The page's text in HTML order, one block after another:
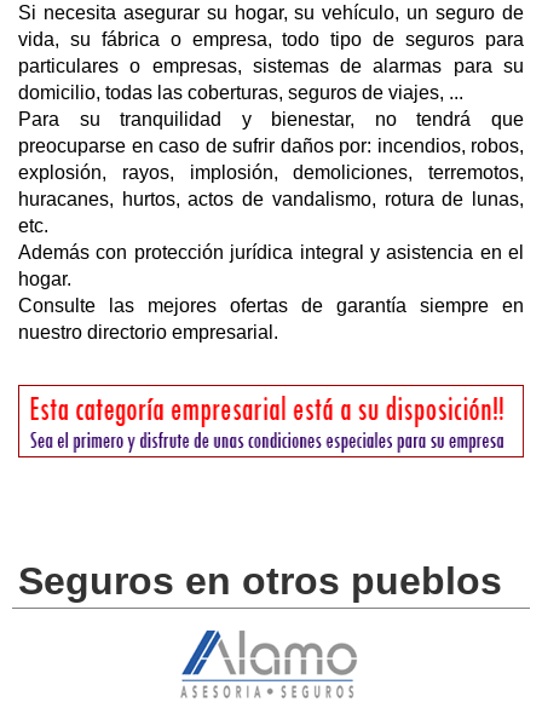
Si necesita asegurar su hogar, su vehículo, un seguro de
vida, su fábrica o empresa, todo tipo de seguros para
particulares o empresas, sistemas de alarmas para su
domicilio, todas las coberturas, seguros de viajes, ...
Para su tranquilidad y bienestar, no tendrá que
preocuparse en caso de sufrir daños por: incendios, robos,
explosión, rayos, implosión, demoliciones, terremotos,
huracanes, hurtos, actos de vandalismo, rotura de lunas,
etc.
Además con protección jurídica integral y asistencia en el
hogar.
Consulte las mejores ofertas de garantía siempre en
nuestro directorio empresarial.
Seguros en otros pueblos